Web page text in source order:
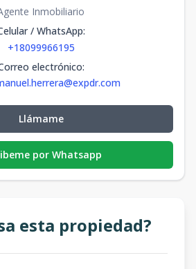
Inmobiliario
/ WhatsApp:
+18099966195
electrónico:
Llámame
por Whatsapp
esta propiedad?